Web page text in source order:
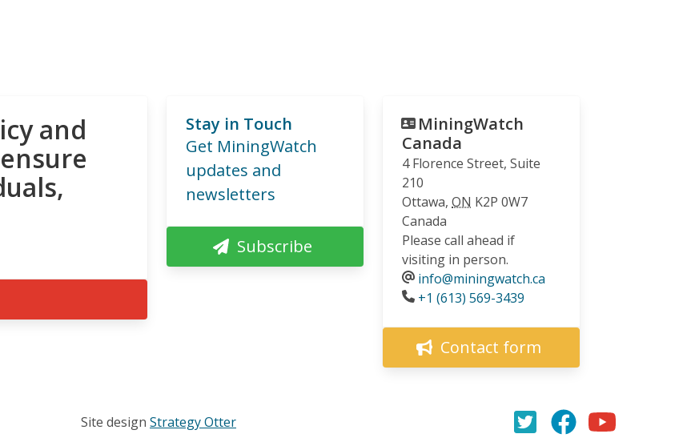
and
Stay in Touch
Get MiningWatch
updates and
newsletters
Subscribe
MiningWatch
Canada
4 Florence Street, Suite
210
Ottawa, ON K2P 0W7
Canada
Please call ahead if
visiting in person.
info@miningwatch.ca
Phone
+1 (613) 569-3439
Contact form
Site design Strategy Otter